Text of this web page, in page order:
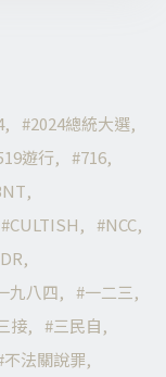
2024總統大選
遊行
716
CULTISH
NCC
九八四
一二三
接
三民自
不法關說罪